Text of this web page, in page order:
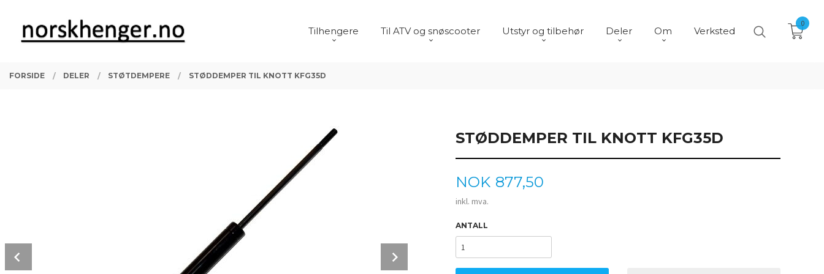
innholdet
PRODUKTER
Tilhengere Til ATV og snøscooter Utstyr og tilbehør Deler Om Verksted
0
FORSIDE DELER STØTDEMPERE STØDDEMPER TIL KNOTT KFG35D
STØDDEMPER TIL KNOTT KFG35D
Pris
NOK 877,50
inkl. mva.
ANTALL